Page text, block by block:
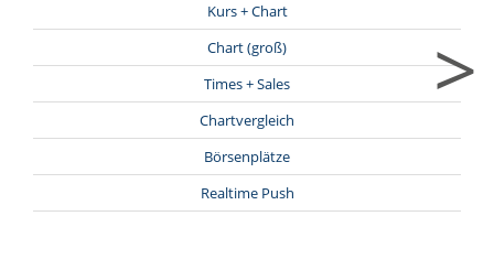
Kurs + Chart
Chart (groß)
Times + Sales
Chartvergleich
Börsenplätze
Realtime Push
>